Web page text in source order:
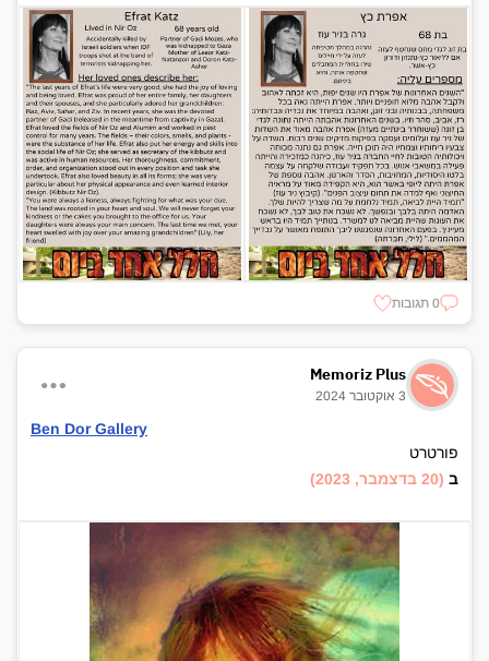
0 תגובות
Memoriz Plus
3 אוקטובר 2024
Ben Dor Gallery
פורטרט
ב (20 בדצמבר, 2023)